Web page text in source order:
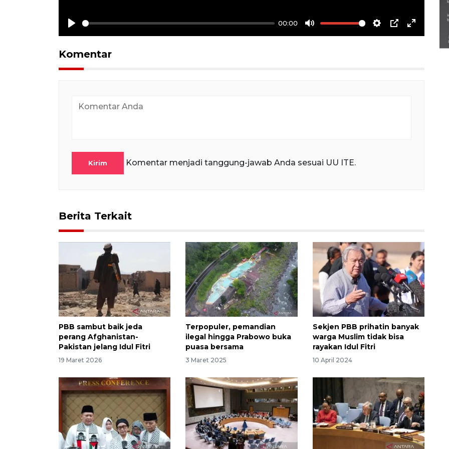
Play
00:00
Mute Settings
PIP Enter
Komentar
Kirim Komentar menjadi tanggung-jawab Anda sesuai UU ITE.
Berita Terkait
PBB sambut baik jeda
perang Afghanistan-
Pakistan jelang Idul Fitri
19 Maret 2026
Terpopuler, pemandian
ilegal hingga Prabowo buka
puasa bersama
3 Maret 2025
Sekjen PBB prihatin banyak
warga Muslim tidak bisa
rayakan Idul Fitri
10 April 2024
Semarak Lebaran Ketupat di
berbagai daerah